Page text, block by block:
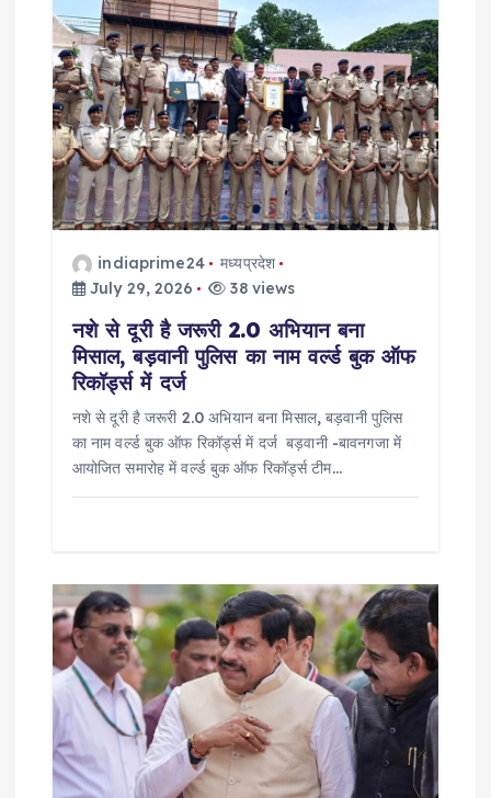
g
a
t
indiaprime24
मध्यप्रदेश
July 29, 2026
38 views
नशे से दूरी है जरूरी 2.0 अभियान बना
मिसाल, बड़वानी पुलिस का नाम वर्ल्ड बुक ऑफ
रिकॉर्ड्स में दर्ज
नशे से दूरी है जरूरी 2.0 अभियान बना मिसाल, बड़वानी पुलिस
का नाम वर्ल्ड बुक ऑफ रिकॉर्ड्स में दर्ज बड़वानी -बावनगजा में
आयोजित समारोह में वर्ल्ड बुक ऑफ रिकॉर्ड्स टीम…